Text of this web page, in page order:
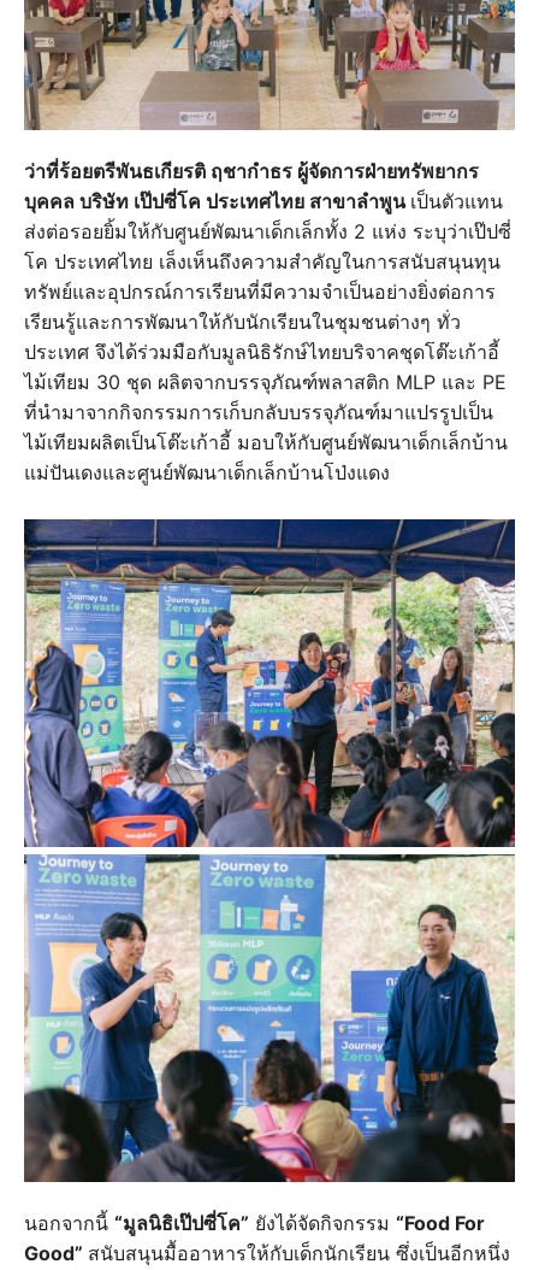
ว่าที่ร้อยตรีพันธเกียรติ ฤชากำธร ผู้จัดการฝ่ายทรัพยากร
บุคคล บริษัท เป๊ปซี่โค ประเทศไทย สาขาลำพูน เป็นตัวแทน
ส่งต่อรอยยิ้มให้กับศูนย์พัฒนาเด็กเล็กทั้ง 2 แห่ง ระบุว่าเป๊ปซี่
โค ประเทศไทย เล็งเห็นถึงความสำคัญในการสนับสนุนทุน
ทรัพย์และอุปกรณ์การเรียนที่มีความจำเป็นอย่างยิ่งต่อการ
เรียนรู้และการพัฒนาให้กับนักเรียนในชุมชนต่างๆ ทั่ว
ประเทศ จึงได้ร่วมมือกับมูลนิธิรักษ์ไทยบริจาคชุดโต๊ะเก้าอี้
ไม้เทียม 30 ชุด ผลิตจากบรรจุภัณฑ์พลาสติก MLP และ PE
ที่นำมาจากกิจกรรมการเก็บกลับบรรจุภัณฑ์มาแปรรูปเป็น
ไม้เทียมผลิตเป็นโต๊ะเก้าอี้ มอบให้กับศูนย์พัฒนาเด็กเล็กบ้าน
แม่ปันเดงและศูนย์พัฒนาเด็กเล็กบ้านโป่งแดง
นอกจากนี้ “มูลนิธิเป๊ปซี่โค” ยังได้จัดกิจกรรม “Food For
Good” สนับสนุนมื้ออาหารให้กับเด็กนักเรียน ซึ่งเป็นอีกหนึ่ง